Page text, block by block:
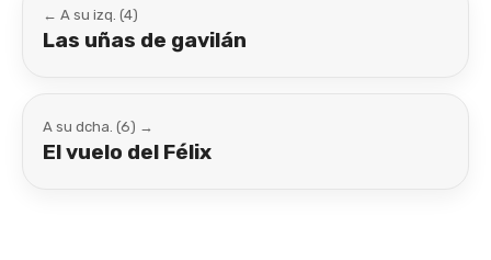
← A su izq. (4)
Las uñas de gavilán
A su dcha. (6) →
El vuelo del Félix